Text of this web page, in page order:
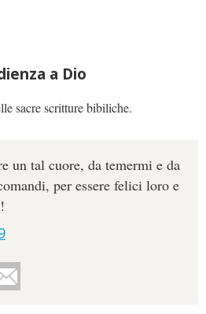
a Dio
sacre scritture bibiliche.
un tal cuore, da temermi e da
per essere felici loro e